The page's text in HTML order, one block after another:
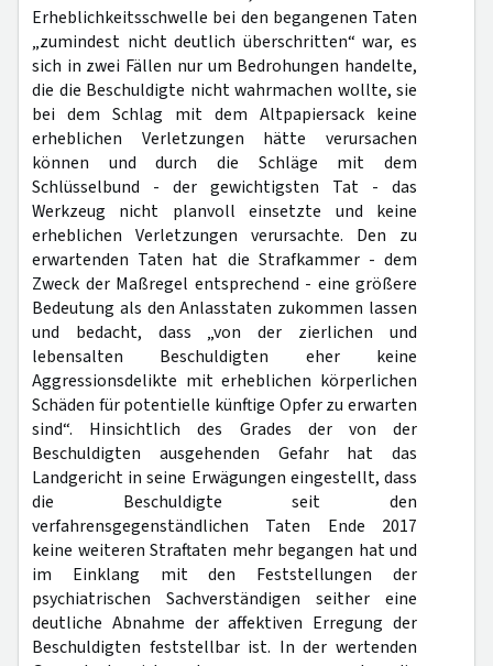
Erheblichkeitsschwelle bei den begangenen Taten
„zumindest nicht deutlich überschritten“ war, es
sich in zwei Fällen nur um Bedrohungen handelte,
die die Beschuldigte nicht wahrmachen wollte, sie
bei dem Schlag mit dem Altpapiersack keine
erheblichen Verletzungen hätte verursachen
können und durch die Schläge mit dem
Schlüsselbund - der gewichtigsten Tat - das
Werkzeug nicht planvoll einsetzte und keine
erheblichen Verletzungen verursachte. Den zu
erwartenden Taten hat die Strafkammer - dem
Zweck der Maßregel entsprechend - eine größere
Bedeutung als den Anlasstaten zukommen lassen
und bedacht, dass „von der zierlichen und
lebensalten Beschuldigten eher keine
Aggressionsdelikte mit erheblichen körperlichen
Schäden für potentielle künftige Opfer zu erwarten
sind“. Hinsichtlich des Grades der von der
Beschuldigten ausgehenden Gefahr hat das
Landgericht in seine Erwägungen eingestellt, dass
die Beschuldigte seit den
verfahrensgegenständlichen Taten Ende 2017
keine weiteren Straftaten mehr begangen hat und
im Einklang mit den Feststellungen der
psychiatrischen Sachverständigen seither eine
deutliche Abnahme der affektiven Erregung der
Beschuldigten feststellbar ist. In der wertenden